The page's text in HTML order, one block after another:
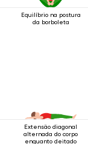
Equilíbrio na postura
da borboleta
Extensão diagonal
alternada do corpo
enquanto deitado